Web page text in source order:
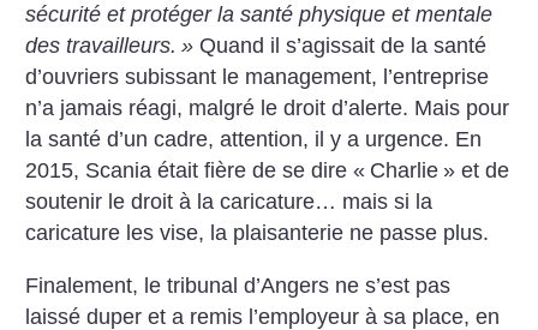
sécurité et protéger la santé physique et mentale
des travailleurs. » Quand il s’agissait de la santé
d’ouvriers subissant le management, l’entreprise
n’a jamais réagi, malgré le droit d’alerte. Mais pour
la santé d’un cadre, attention, il y a urgence. En
2015, Scania était fière de se dire « Charlie » et de
soutenir le droit à la caricature… mais si la
caricature les vise, la plaisanterie ne passe plus.
Finalement, le tribunal d’Angers ne s’est pas
laissé duper et a remis l’employeur à sa place, en